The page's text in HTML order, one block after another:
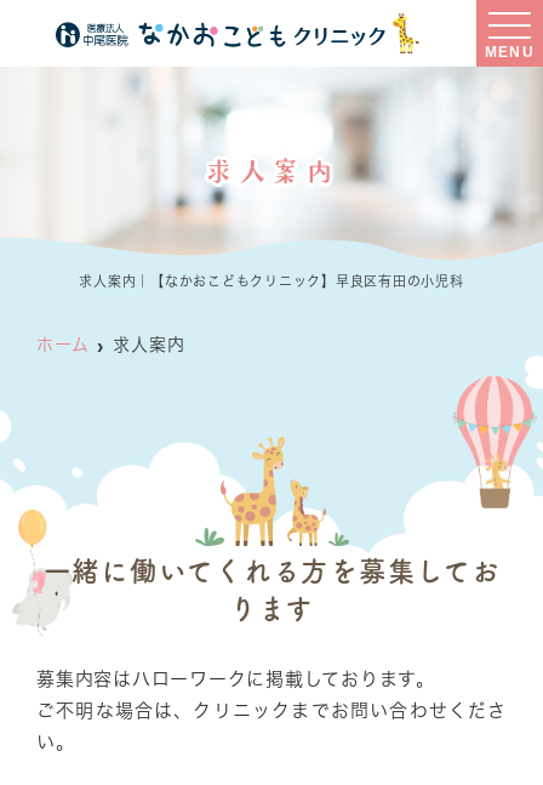
MENU
求人案内
求人案内｜【なかおこどもクリニック】早良区有田の小児科
ホーム 求人案内
一緒に働いてくれる方を募集してお
ります
募集内容はハローワークに掲載しております。
ご不明な場合は、クリニックまでお問い合わせくださ
い。